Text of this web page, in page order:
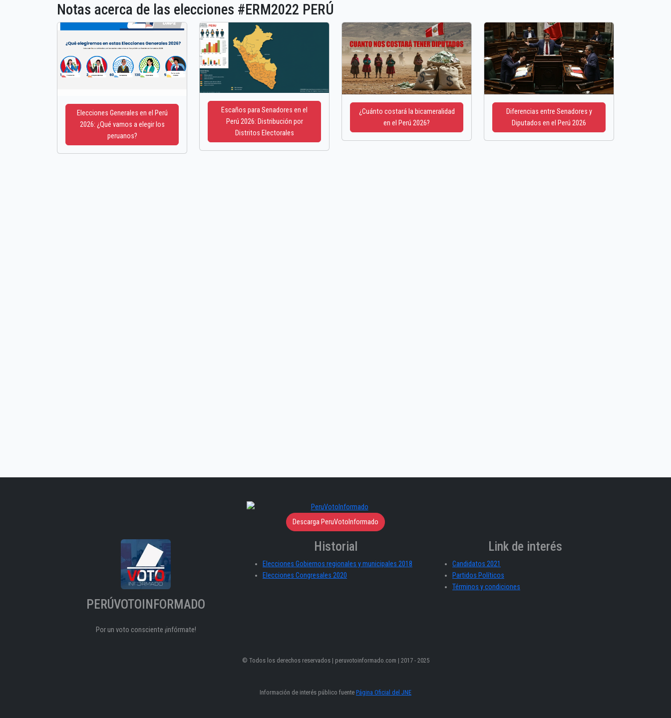
Notas acerca de las elecciones #ERM2022 PERÚ
Elecciones Generales en el Perú
2026: ¿Qué vamos a elegir los
peruanos?
Escaños para Senadores en el
Perú 2026: Distribución por
Distritos Electorales
¿Cuánto costará la bicameralidad
en el Perú 2026?
Diferencias entre Senadores y
Diputados en el Perú 2026
Descarga PeruVotoInformado
PERÚVOTOINFORMADO
Por un voto consciente ¡infórmate!
Historial
Elecciones Gobiernos regionales y municipales 2018
Elecciones Congresales 2020
Link de interés
Candidatos 2021
Partidos Políticos
Términos y condiciones
© Todos los derechos reservados | peruvotoinformado.com | 2017 - 2025
Información de interés público fuente Página Oficial del JNE